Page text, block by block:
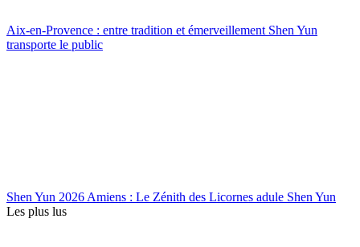
Aix-en-Provence : entre tradition et émerveillement Shen Yun
transporte le public
Shen Yun 2026 Amiens : Le Zénith des Licornes adule Shen Yun
Les plus lus